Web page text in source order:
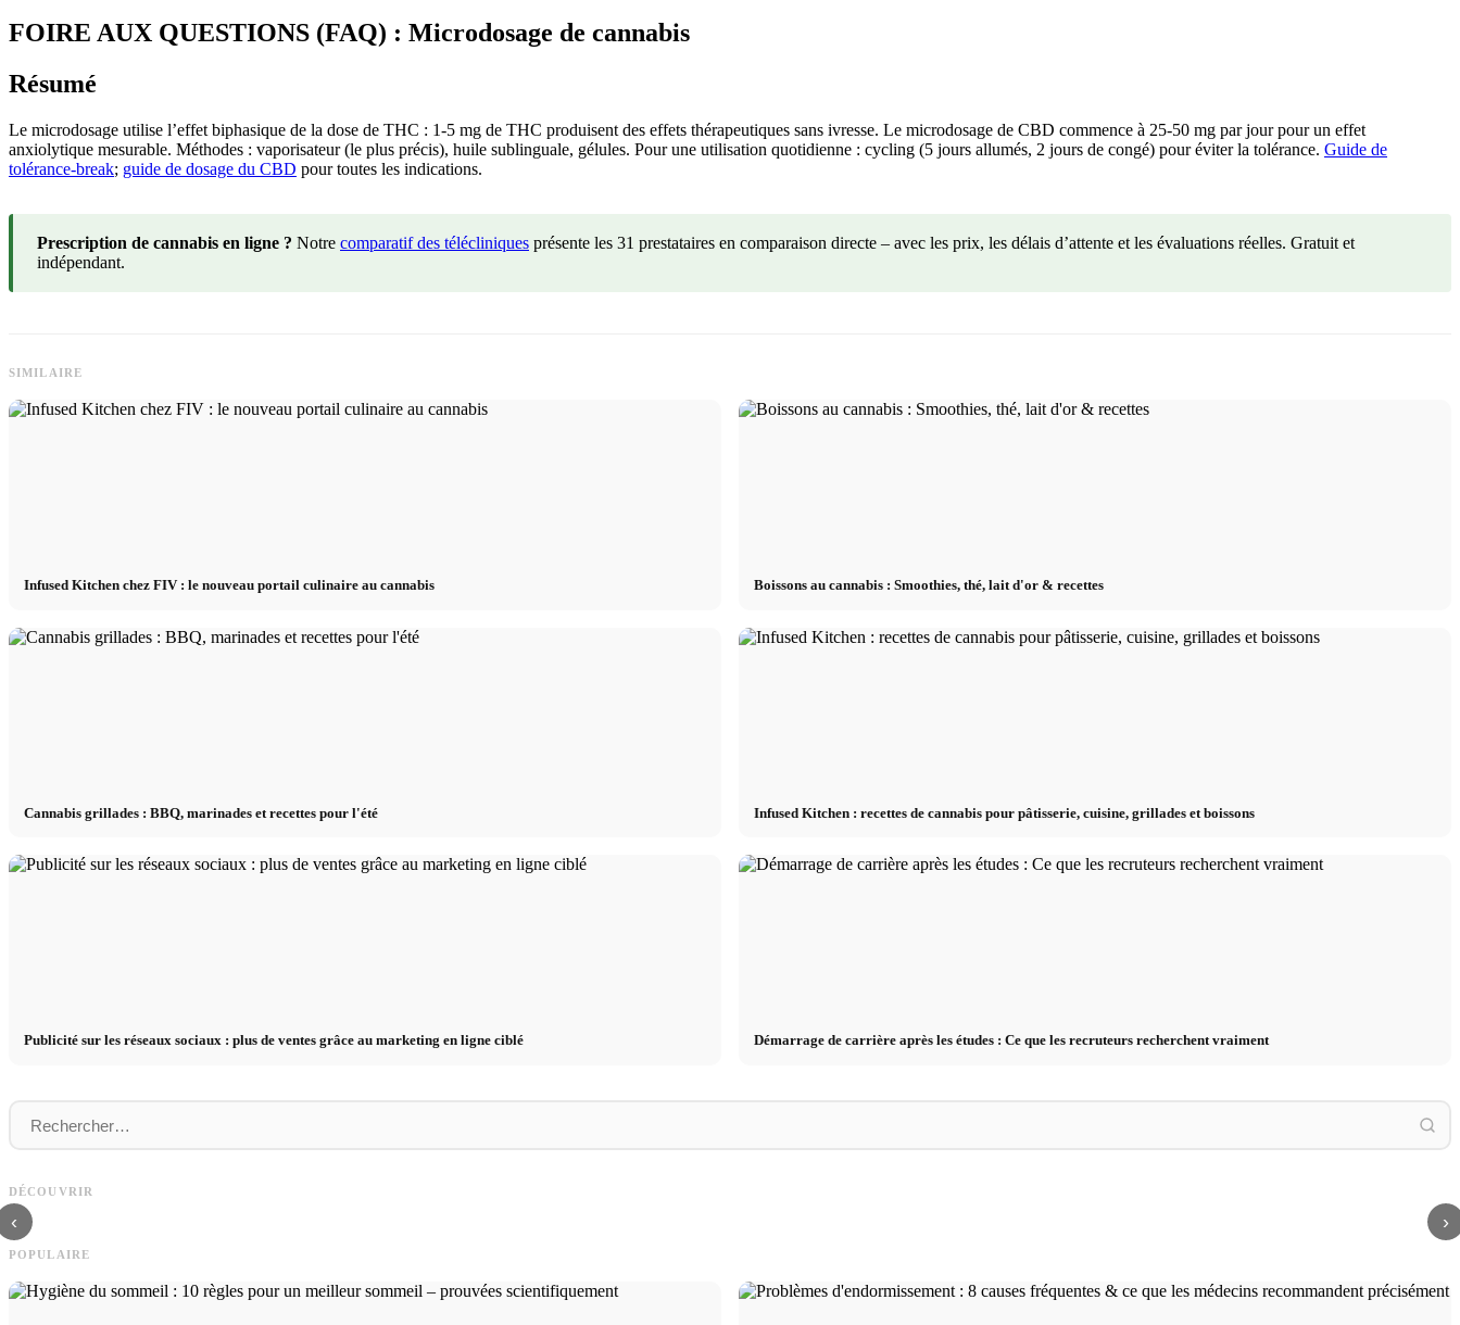
FOIRE AUX QUESTIONS (FAQ) : Microdosage de cannabis
Résumé
Le microdosage utilise l’effet biphasique de la dose de THC : 1-5 mg de THC produisent des effets thérapeutiques sans ivresse. Le microdosage de CBD commence à 25-50 mg par jour pour un effet
anxiolytique mesurable. Méthodes : vaporisateur (le plus précis), huile sublinguale, gélules. Pour une utilisation quotidienne : cycling (5 jours allumés, 2 jours de congé) pour éviter la tolérance. Guide de
tolérance-break; guide de dosage du CBD pour toutes les indications.
Prescription de cannabis en ligne ? Notre comparatif des télécliniques présente les 31 prestataires en comparaison directe – avec les prix, les délais d’attente et les évaluations réelles. Gratuit et
indépendant.
SIMILAIRE
Infused Kitchen chez FIV : le nouveau portail culinaire au cannabis Boissons au cannabis : Smoothies, thé, lait d'or & recettes
Cannabis grillades : BBQ, marinades et recettes pour l'été Infused Kitchen : recettes de cannabis pour pâtisserie, cuisine, grillades et boissons
Publicité sur les réseaux sociaux : plus de ventes grâce au marketing en ligne ciblé Démarrage de carrière après les études : Ce que les recruteurs recherchent vraiment
DÉCOUVRIR
‹
Spartipps
›
POPULAIRE